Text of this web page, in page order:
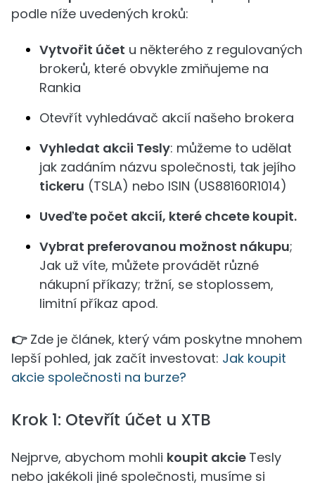
podle níže uvedených kroků:
Vytvořit účet u některého z regulovaných
brokerů, které obvykle zmiňujeme na
Rankia
Otevřít vyhledávač akcií našeho brokera
Vyhledat akcii Tesly: můžeme to udělat
jak zadáním názvu společnosti, tak jejího
tickeru (TSLA) nebo ISIN (US88160R1014)
Uveďte počet akcií, které chcete koupit.
Vybrat preferovanou možnost nákupu;
Jak už víte, můžete provádět různé
nákupní příkazy; tržní, se stoplossem,
limitní příkaz apod.
👉Zde je článek, který vám poskytne mnohem
lepší pohled, jak začít investovat: Jak koupit
akcie společnosti na burze?
Krok 1: Otevřít účet u XTB
Nejprve, abychom mohli koupit akcie Tesly
nebo jakékoli jiné společnosti, musíme si